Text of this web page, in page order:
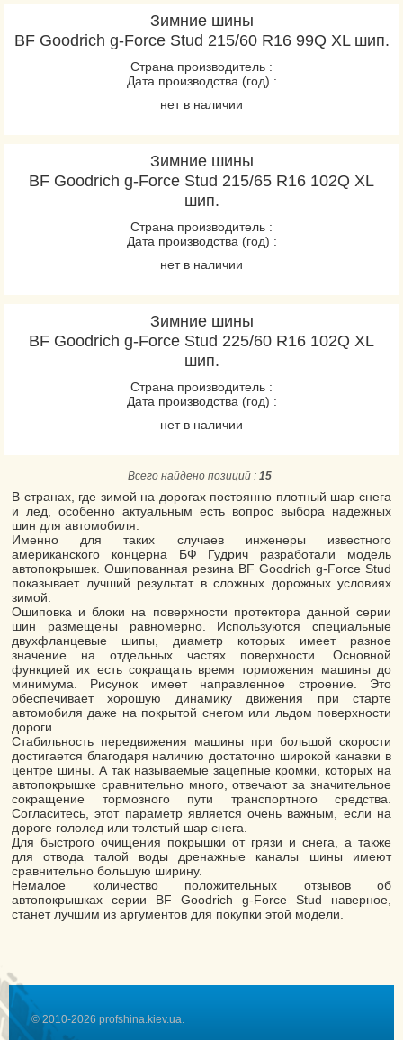
Зимние шины
BF Goodrich g-Force Stud 215/60 R16 99Q XL шип.
Страна производитель :
Дата производства (год) :
нет в наличии
Зимние шины
BF Goodrich g-Force Stud 215/65 R16 102Q XL
шип.
Страна производитель :
Дата производства (год) :
нет в наличии
Зимние шины
BF Goodrich g-Force Stud 225/60 R16 102Q XL
шип.
Страна производитель :
Дата производства (год) :
нет в наличии
Всего найдено позиций : 15
В странах, где зимой на дорогах постоянно плотный шар снега
и лед, особенно актуальным есть вопрос выбора надежных
шин для автомобиля.
Именно для таких случаев инженеры известного
американского концерна БФ Гудрич разработали модель
автопокрышек. Ошипованная резина BF Goodrich g-Force Stud
показывает лучший результат в сложных дорожных условиях
зимой.
Ошиповка и блоки на поверхности протектора данной серии
шин размещены равномерно. Используются специальные
двухфланцевые шипы, диаметр которых имеет разное
значение на отдельных частях поверхности. Основной
функцией их есть сокращать время торможения машины до
минимума. Рисунок имеет направленное строение. Это
обеспечивает хорошую динамику движения при старте
автомобиля даже на покрытой снегом или льдом поверхности
дороги.
Стабильность передвижения машины при большой скорости
достигается благодаря наличию достаточно широкой канавки в
центре шины. А так называемые зацепные кромки, которых на
автопокрышке сравнительно много, отвечают за значительное
сокращение тормозного пути транспортного средства.
Согласитесь, этот параметр является очень важным, если на
дороге гололед или толстый шар снега.
Для быстрого очищения покрышки от грязи и снега, а также
для отвода талой воды дренажные каналы шины имеют
сравнительно большую ширину.
Немалое количество положительных отзывов об
автопокрышках серии BF Goodrich g-Force Stud наверное,
станет лучшим из аргументов для покупки этой модели.
© 2010-2026 profshina.kiev.ua.